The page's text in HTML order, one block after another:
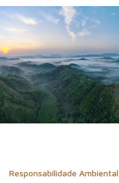
Responsabilidade Ambiental